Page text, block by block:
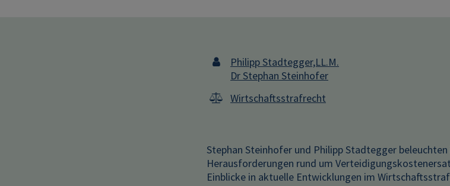
Philipp Stadtegger,LL.M.
Dr Stephan Steinhofer
Wirtschaftsstrafrecht
Stephan Steinhofer und Philipp Stadtegger
Herausforderungen rund um
Einblicke in aktuelle Entwicklungen im